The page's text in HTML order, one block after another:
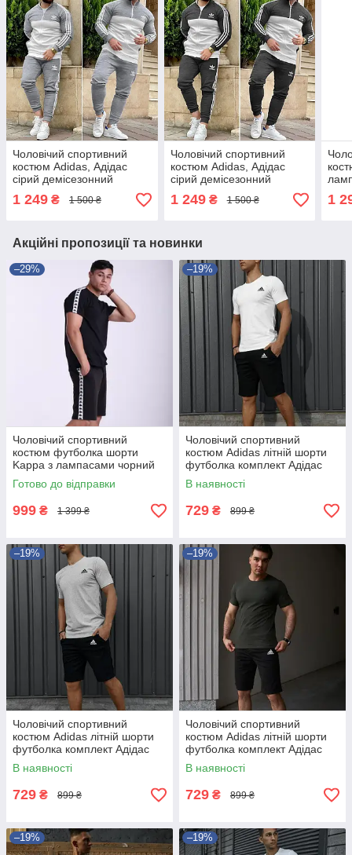
Чоловічий спортивний
костюм Adidas, Адідас
сірий демісезонний
комплект
1 249 ₴ 1 500 ₴
Чоловічий спортивний
костюм Adidas, Адідас
сірий демісезонний
комплект
1 249₴ 1 500 ₴ 1
Акційні пропозиції та новинки
–29%
Чоловічий спортивний
костюм футболка шорти
Kappa з лампасами чорний
Каппа літній
Готово до відправки
999 ₴ 1 399 ₴
–19%
Чоловічий спортивний
костюм Adidas літній шорти
футболка комплект Адідас
В наявності
729 ₴ 899 ₴
–19%
Чоловічий спортивний
костюм Adidas літній шорти
футболка комплект Адідас
В наявності
729 ₴ 899 ₴
–19%
Чоловічий спортивний
костюм Adidas літній шорти
футболка комплект Адідас
В наявності
729 ₴ 899 ₴
–19% –19%